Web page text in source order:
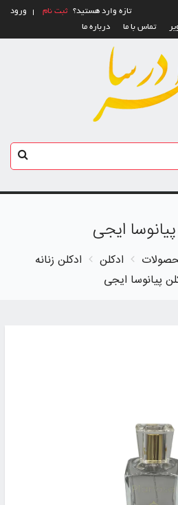
تازه وارد هستید؟ ثبت نام
ورود
تماس با ما درباره ما
ایجی
ادکلن
ادکلن زنانه
پیانوسا ایجی